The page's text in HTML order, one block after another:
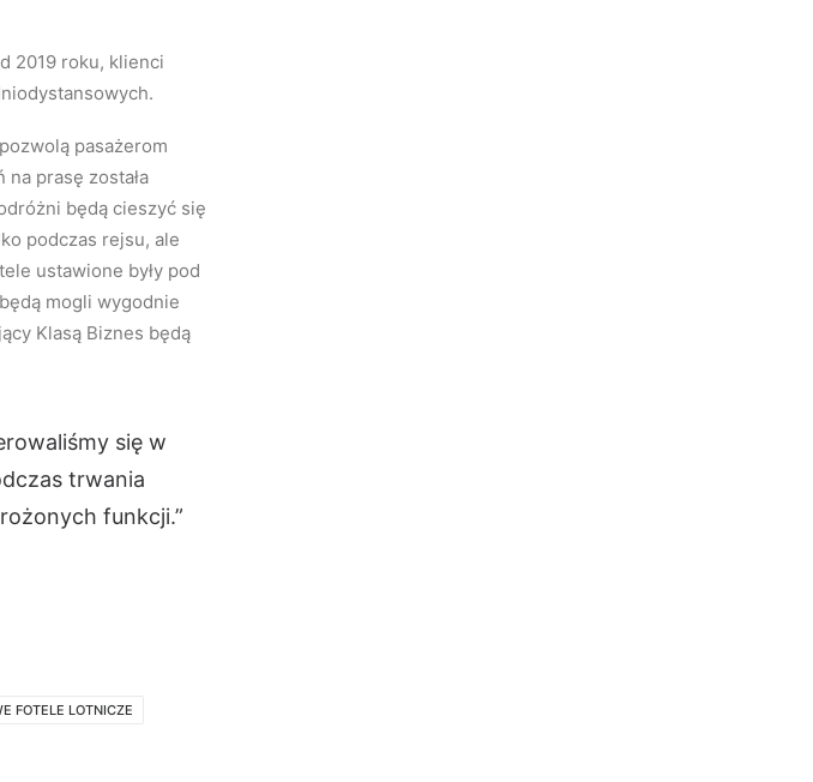
2019 roku, klienci
pasażerom
prasę została
będą cieszyć się
podczas rejsu, ale
ustawione były pod
mogli wygodnie
Klasą Biznes będą
się w
trwania
funkcji.”
FOTELE LOTNICZE